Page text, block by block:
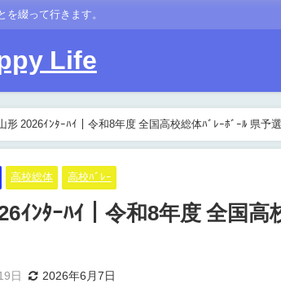
を綴って行きます。
Life
形 2026ｲﾝﾀｰﾊｲ｜令和8年度 全国高校総体ﾊﾞﾚｰﾎﾞｰﾙ 県
高校総体 高校ﾊﾞﾚｰ
ｲﾝﾀｰﾊｲ｜令和8年度 全国
日 2026年6月7日